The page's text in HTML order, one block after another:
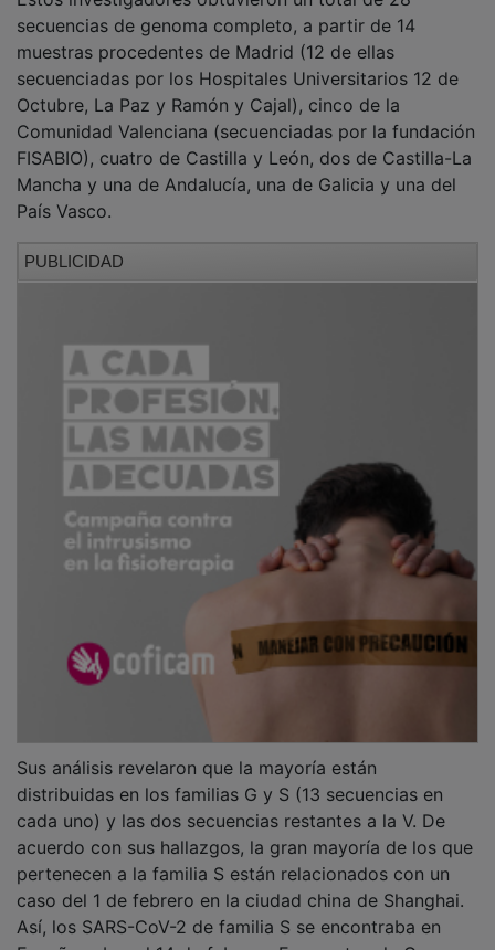
secuencias de genoma completo, a partir de 14
muestras procedentes de Madrid (12 de ellas
secuenciadas por los Hospitales Universitarios 12 de
Octubre, La Paz y Ramón y Cajal), cinco de la
Comunidad Valenciana (secuenciadas por la fundación
FISABIO), cuatro de Castilla y León, dos de Castilla-La
Mancha y una de Andalucía, una de Galicia y una del
País Vasco.
distribuidas en los familias G y S (13 secuencias en
cada uno) y las dos secuencias restantes a la V. De
acuerdo con sus hallazgos, la gran mayoría de los que
pertenecen a la familia S están relacionados con un
caso del 1 de febrero en la ciudad china de Shanghai.
Así, los SARS-CoV-2 de familia S se encontraba en
España sobre el 14 de febrero. En cuanto a la G, que